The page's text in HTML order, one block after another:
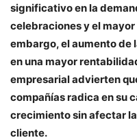
significativo en la
celebraciones y el
embargo, el aumento de
en una mayor
empresarial advierten
compañías radica en su
crecimiento sin afectar
cliente.